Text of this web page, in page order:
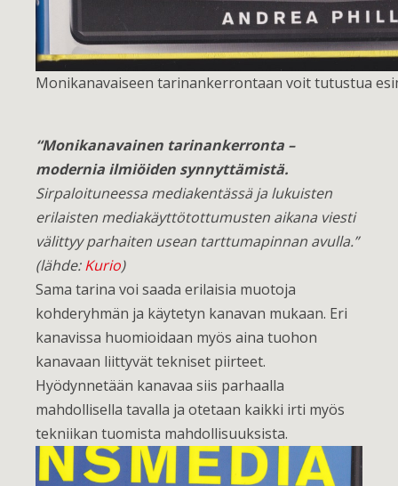
Monikanavaiseen tarinankerrontaan voit tutustua
“Monikanavainen tarinankerronta –
modernia ilmiöiden synnyttämistä.
Sirpaloituneessa mediakentässä ja lukuisten
erilaisten mediakäyttötottumusten aikana viesti
välittyy parhaiten usean tarttumapinnan avulla.”
(lähde:Kurio)
Sama tarina voi saada erilaisia muotoja
kohderyhmän ja käytetyn kanavan mukaan. Eri
kanavissa huomioidaan myös aina tuohon
kanavaan liittyvät tekniset piirteet.
Hyödynnetään kanavaa siis parhaalla
mahdollisella tavalla ja otetaan kaikki irti myös
tekniikan tuomista mahdollisuuksista.